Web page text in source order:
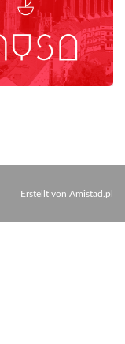
Erstellt von Amistad.pl